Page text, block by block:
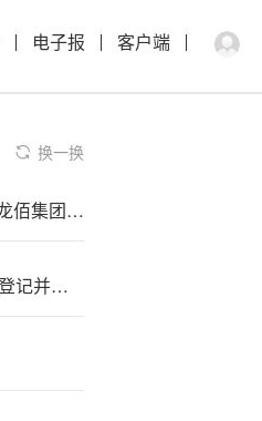
电子报 客户端
换一换
钛白粉提价效<果>不.佳，龙佰集团净利下降34％
上大股份：完‘成’工商变更登记并换发营业执照